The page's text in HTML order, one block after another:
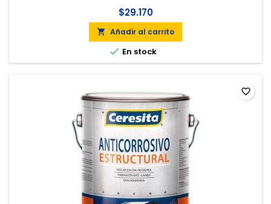
$29.170
 Añadir al carrito
 En stock
favorite_border